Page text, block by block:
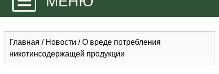
Главная / Новости /О вреде потребления
никотинсодержащей продукции